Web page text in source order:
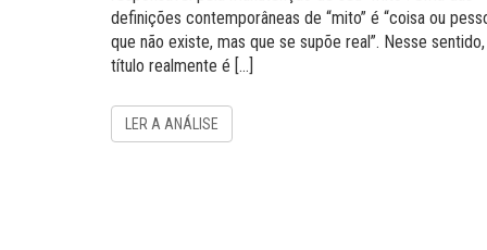
definições contemporâneas de “mito” é “coisa ou
que não existe, mas que se supõe real”. Nesse
título realmente é […]
LER A ANÁLISE